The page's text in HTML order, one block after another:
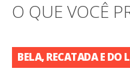
O QUE VOCÊ
BELA, RECATADA E DO